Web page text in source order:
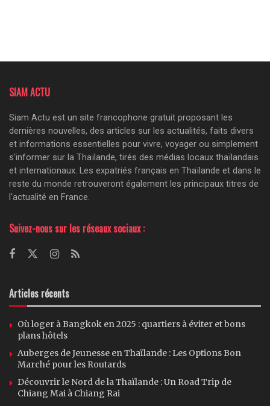
SIAM ACTU
Siam Actu est un site francophone gratuit proposant les
dernières nouvelles, des articles sur les actualités, faits divers
et informations essentielles pour vivre, voyager ou simplement
s'informer sur la Thaïlande, tirés des médias locaux thaïlandais
et internationaux. Les expatriés français en Thaïlande et dans le
reste du monde retrouveront également les principaux titres de
l'actualité en France.
Suivez-nous sur les réseaux sociaux :
Articles récents
Où loger à Bangkok en 2025 : quartiers à éviter et bons
plans hôtels
Auberges de Jeunesse en Thaïlande : Les Options Bon
Marché pour les Routards
Découvrir le Nord de la Thaïlande : Un Road Trip de
Chiang Mai à Chiang Rai